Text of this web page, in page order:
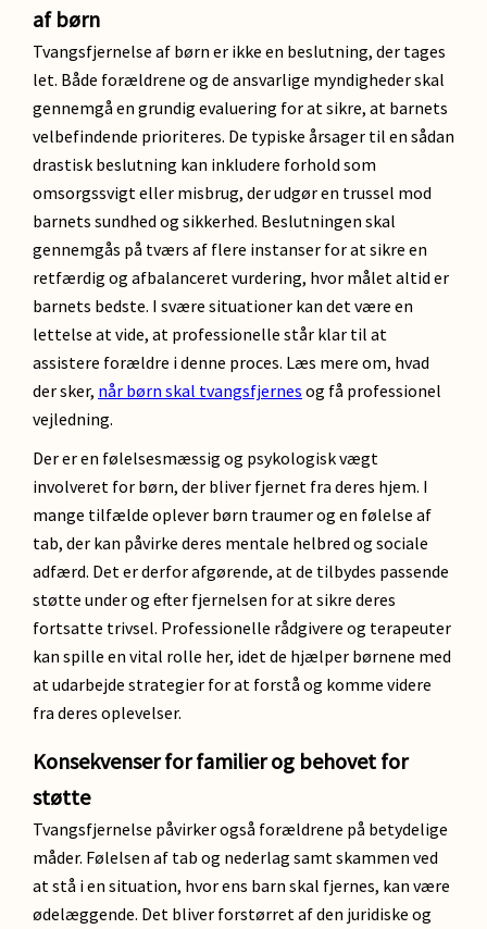
af børn
Tvangsfjernelse af børn er ikke en beslutning, der tages
let. Både forældrene og de ansvarlige myndigheder skal
gennemgå en grundig evaluering for at sikre, at barnets
velbefindende prioriteres. De typiske årsager til en sådan
drastisk beslutning kan inkludere forhold som
omsorgssvigt eller misbrug, der udgør en trussel mod
barnets sundhed og sikkerhed. Beslutningen skal
gennemgås på tværs af flere instanser for at sikre en
retfærdig og afbalanceret vurdering, hvor målet altid er
barnets bedste. I svære situationer kan det være en
lettelse at vide, at professionelle står klar til at
assistere forældre i denne proces. Læs mere om, hvad
der sker, når børn skal tvangsfjernes og få professionel
vejledning.
Der er en følelsesmæssig og psykologisk vægt
involveret for børn, der bliver fjernet fra deres hjem. I
mange tilfælde oplever børn traumer og en følelse af
tab, der kan påvirke deres mentale helbred og sociale
adfærd. Det er derfor afgørende, at de tilbydes passende
støtte under og efter fjernelsen for at sikre deres
fortsatte trivsel. Professionelle rådgivere og terapeuter
kan spille en vital rolle her, idet de hjælper børnene med
at udarbejde strategier for at forstå og komme videre
fra deres oplevelser.
Konsekvenser for familier og behovet for
støtte
Tvangsfjernelse påvirker også forældrene på betydelige
måder. Følelsen af tab og nederlag samt skammen ved
at stå i en situation, hvor ens barn skal fjernes, kan være
ødelæggende. Det bliver forstørret af den juridiske og